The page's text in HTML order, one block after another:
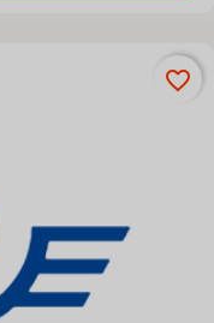
favorite_border